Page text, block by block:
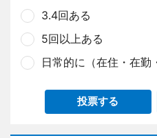
3.4回ある
5回以上ある
日常的に（在住・在勤
投票する